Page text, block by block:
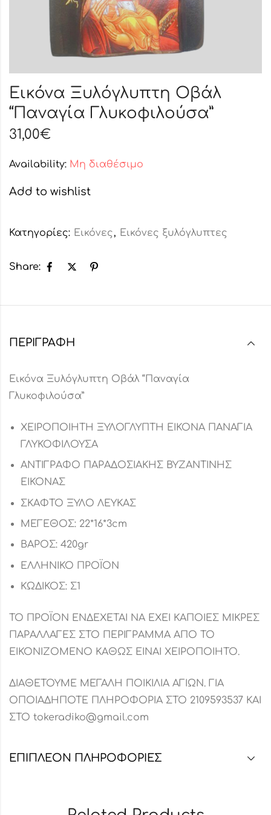
Εικόνα Ξυλόγλυπτη Οβάλ
“Παναγία Γλυκοφιλούσα”
31,00€
Availability: Μη διαθέσιμο
Add to wishlist
Κατηγορίες: Εικόνες, Εικόνες ξυλόγλυπτες
Share:
ΠΕΡΙΓΡΑΦΉ
Εικόνα Ξυλόγλυπτη Οβάλ “Παναγία
Γλυκοφιλούσα”
ΧΕΙΡΟΠΟΙΗΤΗ ΞΥΛΟΓΛΥΠΤΗ ΕΙΚΟΝΑ ΠΑΝΑΓΙΑ
ΓΛΥΚΟΦΙΛΟΥΣΑ
ΑΝΤΙΓΡΑΦΟ ΠΑΡΑΔΟΣΙΑΚΗΣ ΒΥΖΑΝΤΙΝΗΣ
ΕΙΚΟΝΑΣ
ΣΚΑΦΤΟ ΞΥΛΟ ΛΕΥΚΑΣ
ΜΕΓΕΘΟΣ: 22*16*3cm
ΒΑΡΟΣ: 420gr
ΕΛΛΗΝΙΚΟ ΠΡΟΪΟΝ
ΚΩΔΙΚΟΣ: Σ1
ΤΟ ΠΡΟΪΟΝ ΕΝΔΕΧΕΤΑΙ ΝΑ ΕΧΕΙ ΚΑΠΟΙΕΣ ΜΙΚΡΕΣ
ΠΑΡΑΛΛΑΓΕΣ ΣΤΟ ΠΕΡΙΓΡΑΜΜΑ ΑΠΟ ΤΟ
ΕΙΚΟΝΙΖΟΜΕΝΟ ΚΑΘΩΣ ΕΙΝΑΙ ΧΕΙΡΟΠΟΙΗΤΟ.
ΔΙΑΘΕΤΟΥΜΕ ΜΕΓΑΛΗ ΠΟΙΚΙΛΙΑ ΑΓΙΩΝ. ΓΙΑ
ΟΠΟΙΑΔΗΠΟΤΕ ΠΛΗΡΟΦΟΡΙΑ ΣΤΟ 2109593537 ΚΑΙ
ΣΤΟ tokeradiko@gmail.com
ΕΠΙΠΛΈΟΝ ΠΛΗΡΟΦΟΡΊΕΣ